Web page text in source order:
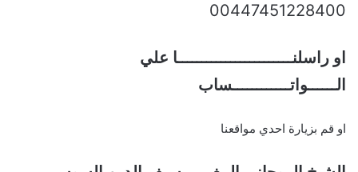
00447451228400
او راسلنــــــــــــــــــــــــا علي
الــــــواتــــــــــــساب
او قم بزيارة احدي مواقعنا